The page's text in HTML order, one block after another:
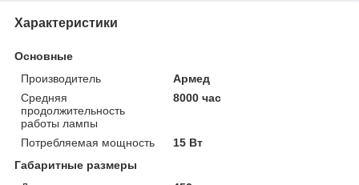
Характеристики
Основные
Производитель
Армед
Средняя
продолжительность
работы лампы
8000 час
Потребляемая мощность
15 Вт
Габаритные размеры